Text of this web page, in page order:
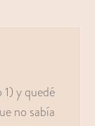
y quedé
no sabía